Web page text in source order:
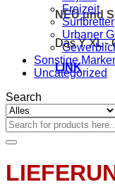
NEU und
Das Y XL -
LINK
Freizeit
Surfbretter
Urbaner
Sonstige
Uncategorized
Search
Suchen
nach: